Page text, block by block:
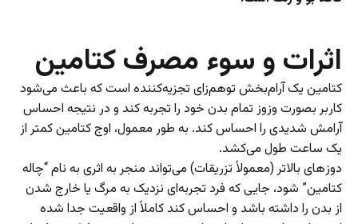
اثرات و سوء مصرف کتامین
کتامین یک آرام‌بخش توهم‌زای تجزیه‌کننده است که باعث می‌شود
کاربر بصورت وزوز تمام بدن خود را تجربه کند و در نتیجه احساس
آرامش شدیدی را احساس کند. به طور معمول، اوج کتامین کمتر از
یک ساعت طول می‌کشد.
دوز‌های بالاتر (معمولاً تزریقات) می‌تواند منجر به اثری به نام “چاله
کتامین” شود، جایی که فرد تجربه‌ای نزدیک به مرگ یا خارج شدن
از بدن را داشته باشد و احساس کند کاملاً از واقعیت جدا شده